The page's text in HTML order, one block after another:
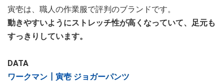
寅壱は、職人の作業服で評判のブランドです。
動きやすいようにストレッチ性が高くなっていて、足元も
すっきりしています。
DATA
ワークマン┃寅壱 ジョガーパンツ